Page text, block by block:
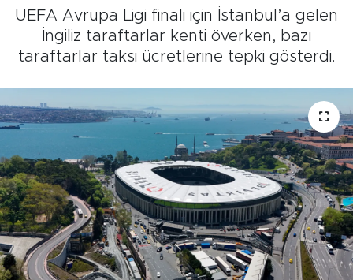
UEFA Avrupa Ligi finali için İstanbul’a gelen
İngiliz taraftarlar kenti överken, bazı
taraftarlar taksi ücretlerine tepki gösterdi.
Spor
Kültür Sanat
Resmi İlanlar
Söyleşi
Foto Şaka
Tüm Manşetler
Haber Arşivi